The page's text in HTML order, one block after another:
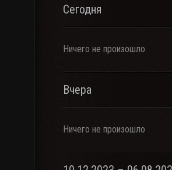
Сегодня
Ничего не произошло
Вчера
Ничего не произошло